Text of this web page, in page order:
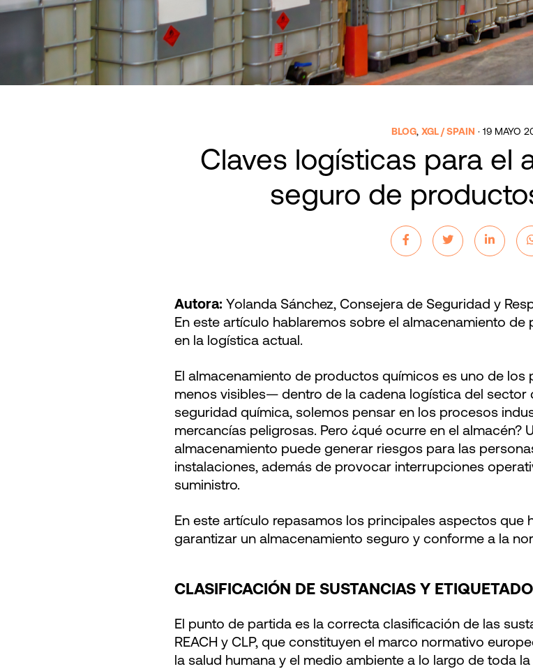
BLOG, XGL / SPAIN · 19 MAYO
Claves logísticas para el
seguro de
Autora: Yolanda Sánchez, Consejera de Seguridad y
En este artículo hablaremos sobre el almacenamiento
en la logística actual.
El almacenamiento de productos químicos es uno de
menos visibles— dentro de la cadena logística del sector
seguridad química, solemos pensar en los procesos
mercancías peligrosas. Pero ¿qué ocurre en el almacén?
almacenamiento puede generar riesgos para las
instalaciones, además de provocar interrupciones
suministro.
En este artículo repasamos los principales aspectos que
garantizar un almacenamiento seguro y conforme a la
CLASIFICACIÓN DE SUSTANCIAS Y ETIQUETADO
El punto de partida es la correcta clasificación de las
REACH y CLP, que constituyen el marco normativo
la salud humana y el medio ambiente a lo largo de toda